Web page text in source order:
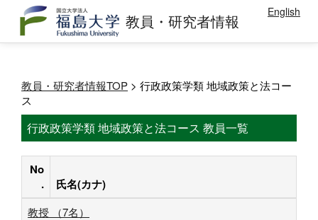
教員・研究者情報 English
教員・研究者情報TOP > 行政政策学類 地域政策と法コー
ス
行政政策学類 地域政策と法コース 教員一覧
No
.
氏名(カナ)
教授 （7名）